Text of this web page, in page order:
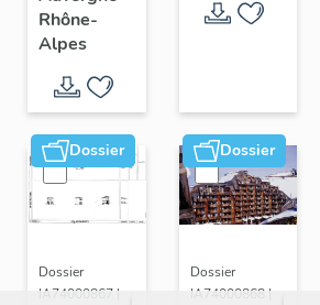
l'opération
d'inventaire
du vitrail
ancien
de
Rhône-
Alpes
vitrearum)
Rhône-
Alpes
Dossier
Dossier
IA74000867 |
Dossier
Dossier
IA74000868 |